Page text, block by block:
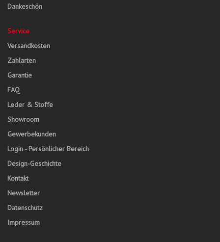
Dankeschön
Service
Versandkosten
Zahlarten
Garantie
FAQ
Leder & Stoffe
Showroom
Gewerbekunden
Login - Persönlicher Bereich
Design-Geschichte
Kontakt
Newsletter
Datenschutz
Impressum